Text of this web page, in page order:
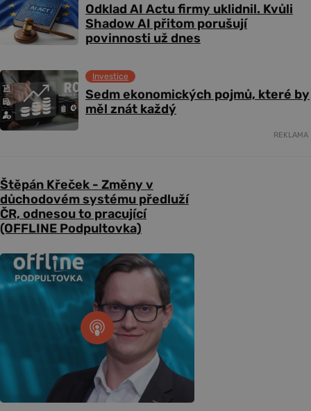
Odklad AI Actu firmy uklidnil. Kvůli
Shadow AI přitom porušují
povinnosti už dnes
Sedm ekonomických pojmů, které by
měl znát každý
Investice
REKLAMA
Štěpán Křeček - Změny v
důchodovém systému předluží
ČR, odnesou to pracující
(OFFLINE Podpultovka)